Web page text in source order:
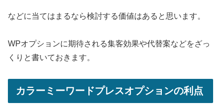
などに当てはまるなら検討する価値はあると思います。
WPオプションに期待される集客効果や代替案などをざっ
くりと書いておきます。
カラーミーワードプレスオプションの利点